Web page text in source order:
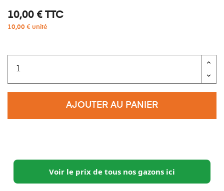
10,00 € TTC
10,00 € unité
AJOUTER AU PANIER
Voir le prix de tous nos gazons ici